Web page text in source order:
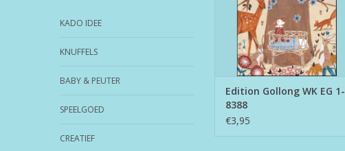
KADO IDEE
KNUFFELS
BABY & PEUTER
SPEELGOED
CREATIEF
Edition Gollong WK EG 1-
8388
€3,95